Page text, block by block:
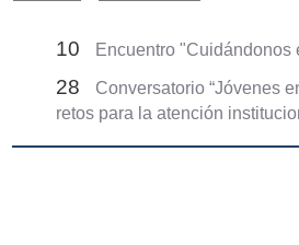
10 Encuentro "Cuidándonos
28
Conversatorio “Jóvenes
retos para la atención